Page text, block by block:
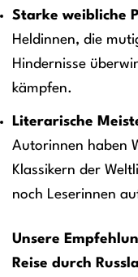
Starke weibliche
Heldinnen, die
Hindernisse
kämpfen.
Literarische
Autorinnen haben
Klassikern der
noch Leserinnen
Unsere
Reise durch